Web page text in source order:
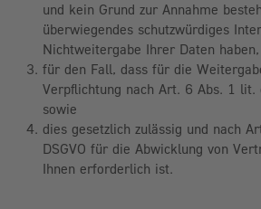
und kein Grund zur Annahme
überwiegendes schutzwürdiges
Nichtweitergabe Ihrer Daten haben,
für den Fall, dass für die
Verpflichtung nach Art. 6 Abs. 1 lit.
sowie
dies gesetzlich zulässig und nach
DSGVO für die Abwicklung von
Ihnen erforderlich ist.